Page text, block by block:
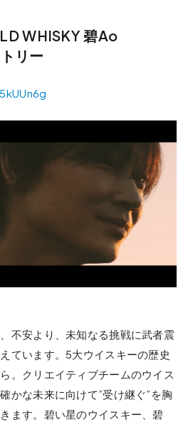
WHISKY 碧Ao
リー
不安より、未知なる挑戦に武者震
ています。5大ウイスキーの歴史
。クリエイティブチームのウイス
かな未来に向けて”受け継ぐ”を胸
ます。碧い星のウイスキー、碧